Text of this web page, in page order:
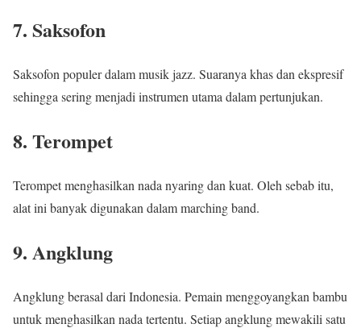
7. Saksofon
Saksofonpopuler dalam musik jazz. Suaranya khas dan ekspresif
sehingga sering menjadi instrumen utama dalam pertunjukan.
8. Terompet
Terompetmenghasilkan nada nyaring dan kuat. Oleh sebab itu,
alat ini banyak digunakan dalam marching band.
9. Angklung
Angklungberasal dari Indonesia. Pemain menggoyangkan bambu
untuk menghasilkan nada tertentu. Setiap angklung mewakili satu